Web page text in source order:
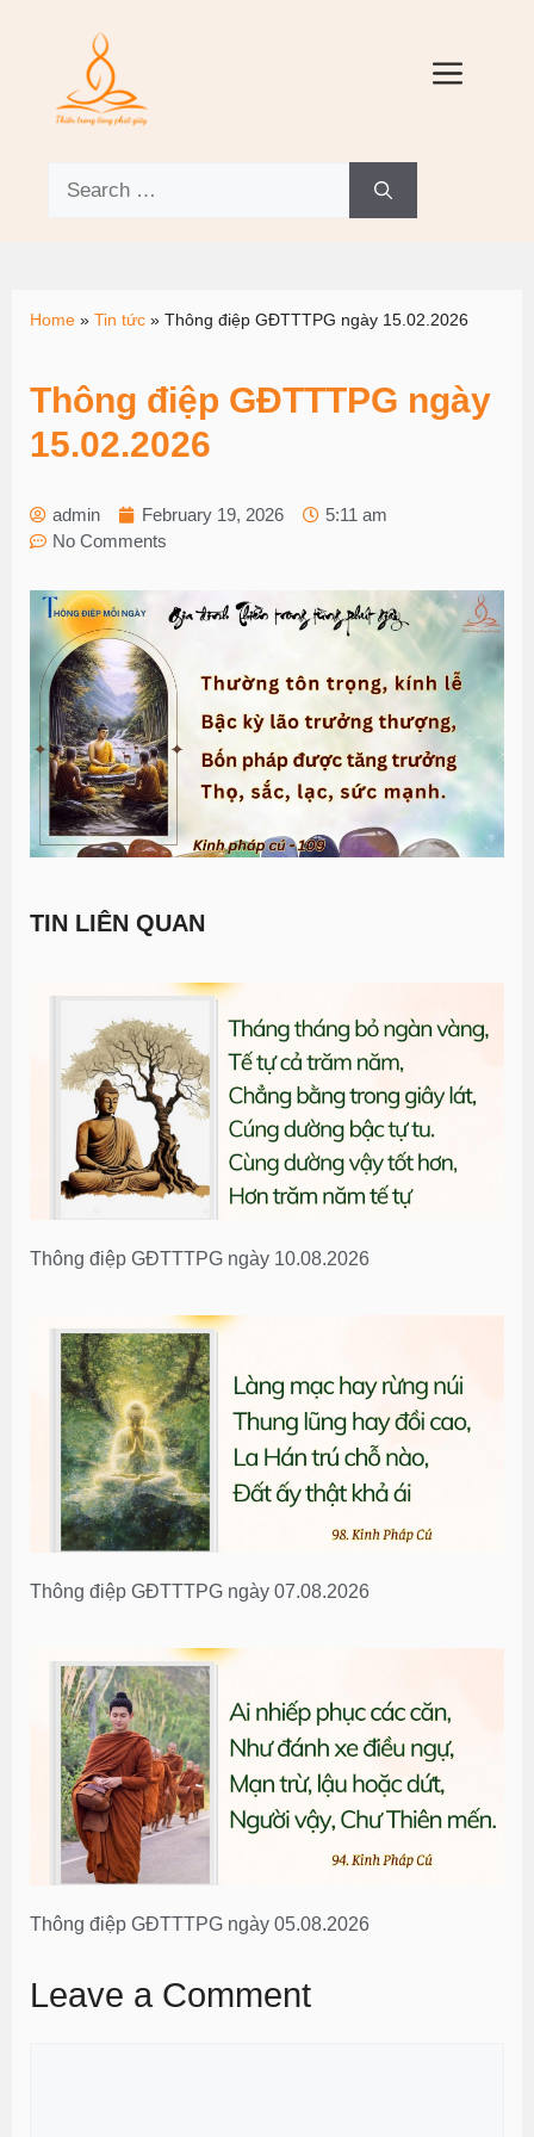
Home » Tin tức » Thông điệp GĐTTTPG ngày 15.02.2026
Thông điệp GĐTTTPG ngày
15.02.2026
admin February 19, 2026
5:11 am
No Comments
TIN LIÊN QUAN
Thông điệp GĐTTTPG ngày 10.08.2026
Thông điệp GĐTTTPG ngày 07.08.2026
Thông điệp GĐTTTPG ngày 05.08.2026
Leave a Comment